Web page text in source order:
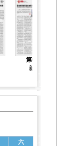
第04版
新闻
六